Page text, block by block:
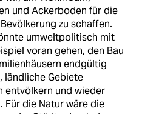
und Ackerboden für die
zu schaffen.
umweltpolitisch mit
voran gehen, den Bau
endgültig
ländliche Gebiete
entvölkern und wieder
Für die Natur wäre die